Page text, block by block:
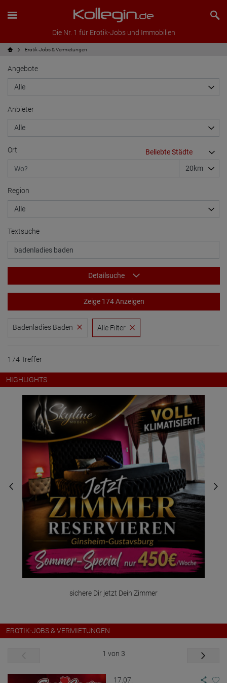
Die Nr. 1 für Erotik-Jobs und Immobilien
Erotik-Jobs & Vermietungen
Angebote
Anbieter
Ort
Region
Textsuche
Detailsuche
Zeige 174 Anzeigen
Badenladies Baden Alle Filter
174 Treffer
HIGHLIGHTS
für weibl. Gäste
EROTIK-JOBS & VERMIETUNGEN
1 von 3
17.07.